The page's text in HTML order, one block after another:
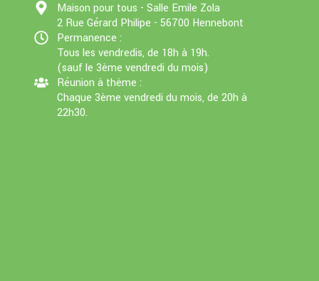
Maison pour tous - Salle Emile Zola
2 Rue Gérard Philipe - 56700 Hennebont
Permanence :
Tous les vendredis, de 18h à 19h.
(sauf le 3ème vendredi du mois)
Réunion à thème :
Chaque 3ème vendredi du mois, de 20h à
22h30.